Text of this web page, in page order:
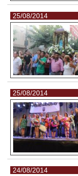
25/08/2014
25/08/2014
24/08/2014